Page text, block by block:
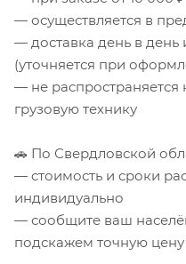
— осуществляется в
— доставка день в
(уточняется при
— не распространяется
грузовую технику
🚗 По Свердловской
— стоимость и сроки
индивидуально
— сообщите ваш
подскажем точную